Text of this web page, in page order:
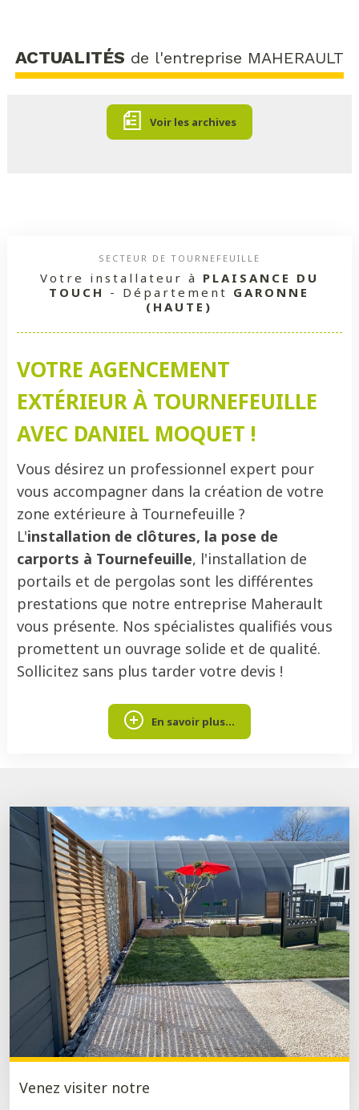
ACTUALITÉS de l'entreprise MAHERAULT
Voir les archives
SECTEUR DE TOURNEFEUILLE
Votre installateur à PLAISANCE DU
TOUCH - Département GARONNE
(HAUTE)
VOTRE AGENCEMENT
EXTÉRIEUR À TOURNEFEUILLE
AVEC DANIEL MOQUET !
Vous désirez un professionnel expert pour
vous accompagner dans la création de votre
zone extérieure à Tournefeuille ?
L'installation de clôtures, la pose de
carports à Tournefeuille, l'installation de
portails et de pergolas sont les différentes
prestations que notre entreprise Maherault
vous présente. Nos spécialistes qualifiés vous
promettent un ouvrage solide et de qualité.
Sollicitez sans plus tarder votre devis !
En savoir plus...
Venez visiter notre